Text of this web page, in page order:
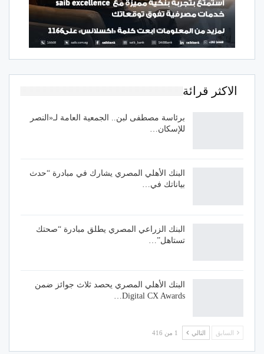
الاكثر قرائة
برئاسة مصطفى لبن.. الجمعية العامة لـ«النصر
للإسكان…
البنك الأهلي المصري يشارك في مبادرة “حدث
بياناتك في…
البنك الزراعي المصري يطلق مبادرة “صحتك
تستاهل”…
البنك الأهلي المصري يحصد ثلاث جوائز ضمن
Digital CX Awards…
السابق التالي 1 من 416